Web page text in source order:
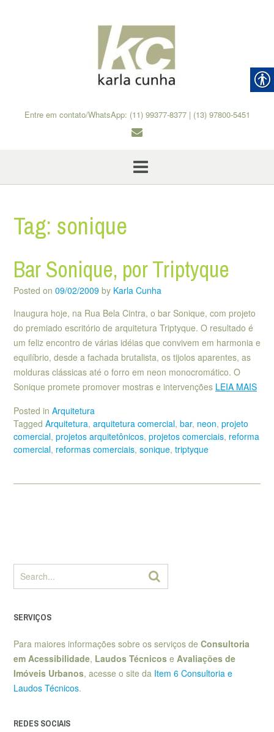
Entre em contato/WhatsApp: (11) 99377-8377 | (13) 97800-5451
Tag: sonique
Bar Sonique, por Triptyque
Posted on 09/02/2009 by Karla Cunha
Inaugura hoje, na Rua Bela Cintra, o bar Sonique, com projeto
do premiado escritório de arquitetura Triptyque. O resultado é
um feliz encontro de várias idéias que convivem em harmonia e
equilíbrio, desde a fachada brutalista, os tijolos aparentes, as
molduras clássicas até o forro em neon monocromático. O
Sonique promete promover mostras e intervenções LEIA MAIS
Posted in Arquitetura
Tagged Arquitetura, arquitetura comercial, bar, neon, projeto
comercial, projetos arquitetônicos, projetos comerciais, reforma
comercial, reformas comerciais, sonique, triptyque
SERVIÇOS
Para maiores informações sobre os serviços de Consultoria
em Acessibilidade, Laudos Técnicos e Avaliações de
Imóveis Urbanos, acesse o site da Item 6 Consultoria e
Laudos Técnicos.
REDES SOCIAIS